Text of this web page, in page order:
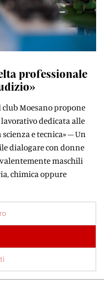
professionale
Moesano propone
dedicata alle
scienza e tecnica» – Un
dialogare con donne
maschili
chimica oppure